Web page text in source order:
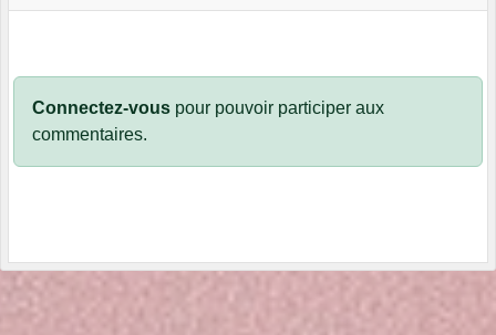
Connectez-vous pour pouvoir participer aux
commentaires.